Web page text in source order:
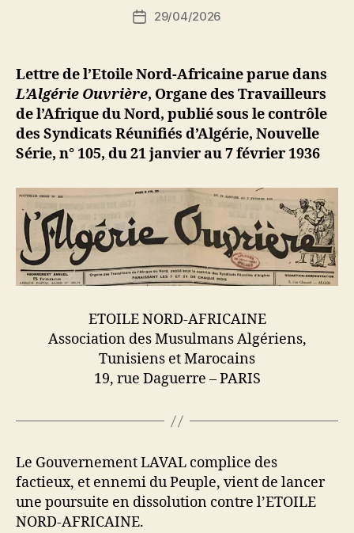
Auteur
N
ji
Date29/04/2026
Lettre de l’Etoile Nord-Africaine parue dans
L’Algérie Ouvrière, Organe des Travailleurs
de l’Afrique du Nord, publié sous le contrôle
des Syndicats Réunifiés d’Algérie, Nouvelle
Série, n° 105, du 21 janvier au 7 février 1936
ETOILE NORD-AFRICAINE
Association des Musulmans Algériens,
Tunisiens et Marocains
19, rue Daguerre – PARIS
Le Gouvernement LAVAL complice des
factieux, et ennemi du Peuple, vient de lancer
une poursuite en dissolution contre l’ETOILE
NORD-AFRICAINE.